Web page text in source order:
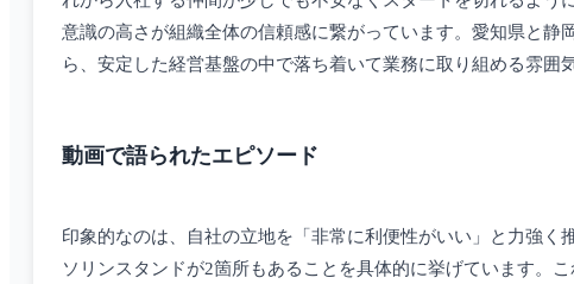
意識の高さが組織全体の信頼感に繋がっています。愛知県と
ら、安定した経営基盤の中で落ち着いて業務に取り組める雰囲
動画で語られたエピソード
印象的なのは、自社の立地を「非常に利便性がいい」と力強
ソリンスタンドが2箇所もあることを具体的に挙げています。